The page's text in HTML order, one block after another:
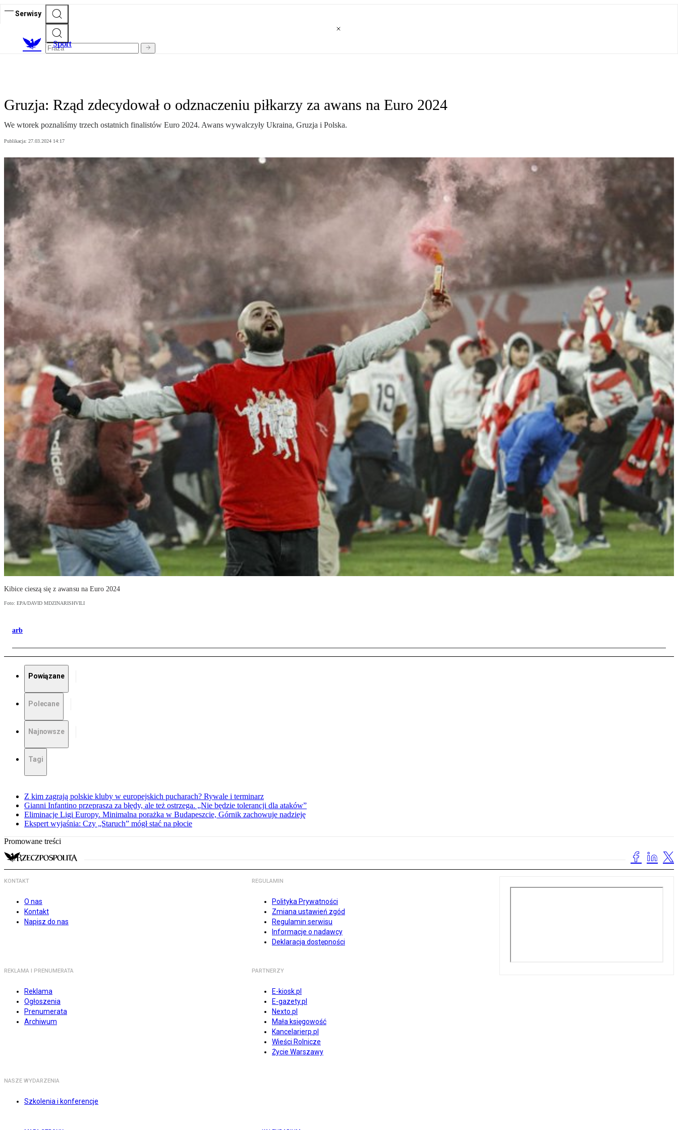
Serwisy
Sport
Gruzja: Rząd zdecydował o odznaczeniu piłkarzy za awans na Euro 2024
We wtorek poznaliśmy trzech ostatnich finalistów Euro 2024. Awans wywalczyły Ukraina, Gruzja i Polska.
Publikacja: 27.03.2024 14:17
Kibice cieszą się z awansu na Euro 2024
Foto: EPA/DAVID MDZINARISHVILI
arb
Powiązane
Polecane
Najnowsze
Tagi
Z kim zagrają polskie kluby w europejskich pucharach? Rywale i terminarz
Gianni Infantino przeprasza za błędy, ale też ostrzega. „Nie będzie tolerancji dla ataków”
Eliminacje Ligi Europy. Minimalna porażka w Budapeszcie, Górnik zachowuje nadzieję
Ekspert wyjaśnia: Czy „Staruch” mógł stać na płocie
Promowane treści
KONTAKT
O nas
Kontakt
Napisz do nas
REGULAMIN
Polityka Prywatności
Zmiana ustawień zgód
Regulamin serwisu
Informacje o nadawcy
Deklaracja dostępności
REKLAMA I PRENUMERATA
Reklama
Ogłoszenia
Prenumerata
Archiwum
PARTNERZY
E-kiosk.pl
E-gazety.pl
Nexto.pl
Mała księgowość
Kancelarierp.pl
Wieści Rolnicze
Życie Warszawy
NASZE WYDARZENIA
Szkolenia i konferencje